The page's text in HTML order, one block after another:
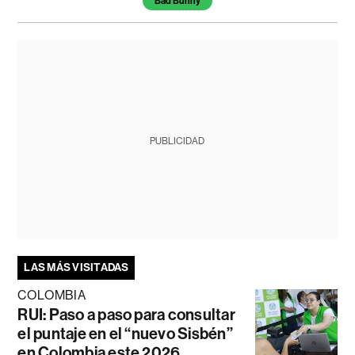
PUBLICIDAD
LAS MÁS VISITADAS
COLOMBIA
RUI: Paso a paso para consultar
el puntaje en el “nuevo Sisbén”